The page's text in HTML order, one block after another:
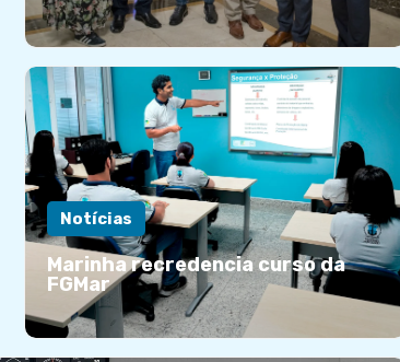
FGMar marca presença na
Notícias
Marinha recredencia curso da
FGMar